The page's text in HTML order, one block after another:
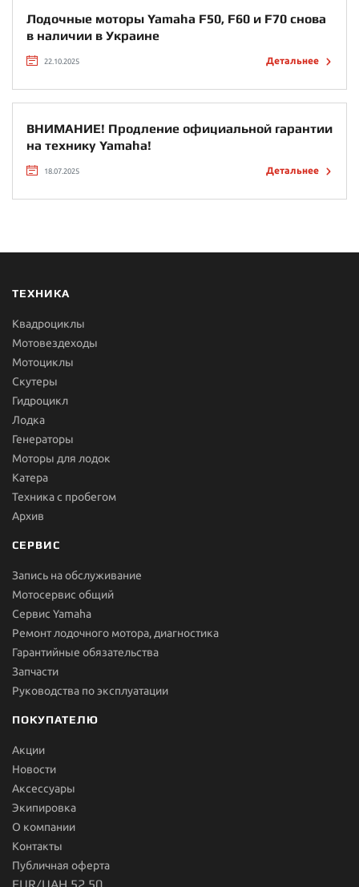
Лодочные моторы Yamaha F50, F60 и F70 снова
в наличии в Украине
22.10.2025 Детальнее
ВНИМАНИЕ! Продление официальной гарантии
на технику Yamaha!
18.07.2025 Детальнее
ТЕХНИКА
Квадроциклы
Мотовездеходы
Мотоциклы
Скутеры
Гидроцикл
Лодка
Генераторы
Моторы для лодок
Катера
Техника с пробегом
Архив
СЕРВИС
Запись на обслуживание
Мотосервис общий
Сервис Yamaha
Ремонт лодочного мотора, диагностика
Гарантийные обязательства
Запчасти
Руководства по эксплуатации
ПОКУПАТЕЛЮ
Акции
Новости
Aксессуары
Экипировка
О компании
Контакты
Публичная оферта